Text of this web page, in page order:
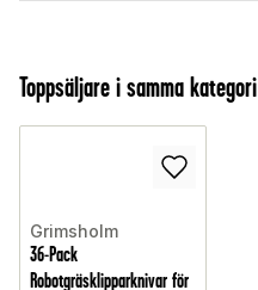
Toppsäljare i samma kategori
Grimsholm
36-Pack
Robotgräsklipparknivar för